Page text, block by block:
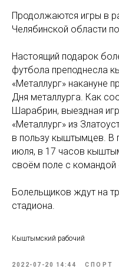
Продолжаются игры в
Челябинской области
Настоящий подарок
футбола преподнесла
«Металлург» накануне
Дня металлурга. Как
Шарабрин, выездная
«Металлург» из
в пользу кыштымцев. В
июля, в 17 часов
своём поле с командой
Болельщиков ждут на
стадиона.
Кыштымский рабочий
2022-07-20 14:44 СПОРТ